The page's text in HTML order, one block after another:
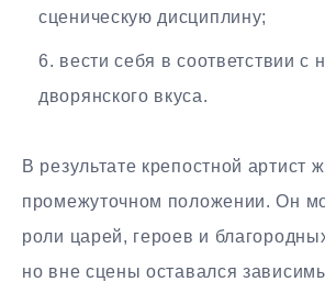
сценическую дисциплину;
вести себя в соответствии с
дворянского вкуса.
В результате крепостной артист
промежуточном положении. Он
роли царей, героев и
но вне сцены оставался